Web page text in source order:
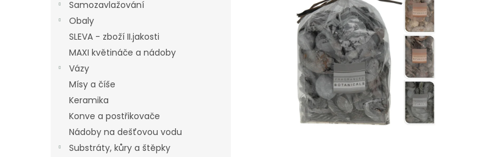
Samozavlažování
Obaly
SLEVA - zboží II.jakosti
MAXI květináče a nádoby
Vázy
Mísy a číše
Keramika
Konve a postřikovače
Nádoby na dešťovou vodu
Substráty, kůry a štěpky